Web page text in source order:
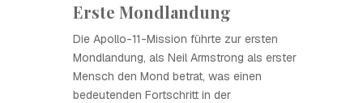
Erste Mondlandung
Die Apollo-11-Mission führte zur ersten
Mondlandung, als Neil Armstrong als erster
Mensch den Mond betrat, was einen
bedeutenden Fortschritt in der